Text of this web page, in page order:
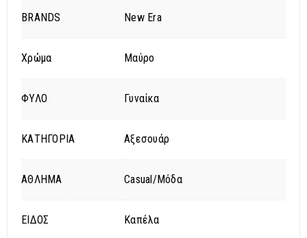
BRANDS New Era
Χρώμα Μαύρο
ΦΥΛΟ Γυναίκα
ΚΑΤΗΓΟΡΙΑ Αξεσουάρ
ΑΘΛΗΜΑ Casual/Μόδα
ΕΙΔΟΣ Καπέλα